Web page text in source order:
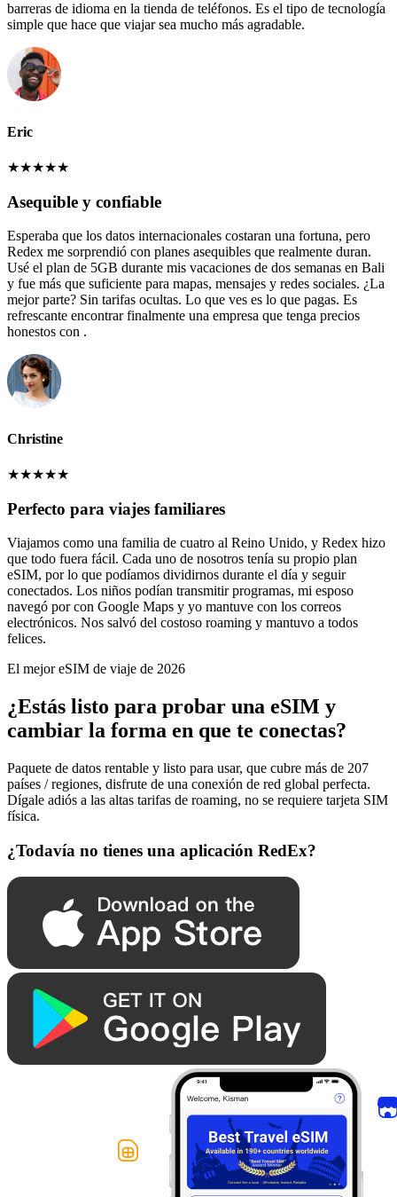
barreras de idioma en la tienda de teléfonos. Es el tipo de tecnología
simple que hace que viajar sea mucho más agradable.
Eric
★★★★★
Asequible y confiable
Esperaba que los datos internacionales costaran una fortuna, pero
Redex me sorprendió con planes asequibles que realmente duran.
Usé el plan de 5GB durante mis vacaciones de dos semanas en Bali
y fue más que suficiente para mapas, mensajes y redes sociales. ¿La
mejor parte? Sin tarifas ocultas. Lo que ves es lo que pagas. Es
refrescante encontrar finalmente una empresa que tenga precios
honestos con .
Christine
★★★★★
Perfecto para viajes familiares
Viajamos como una familia de cuatro al Reino Unido, y Redex hizo
que todo fuera fácil. Cada uno de nosotros tenía su propio plan
eSIM, por lo que podíamos dividirnos durante el día y seguir
conectados. Los niños podían transmitir programas, mi esposo
navegó por con Google Maps y yo mantuve con los correos
electrónicos. Nos salvó del costoso roaming y mantuvo a todos
felices.
El mejor eSIM de viaje de 2026
¿Estás listo para probar una eSIM y
cambiar la forma en que te conectas?
Paquete de datos rentable y listo para usar, que cubre más de 207
países / regiones, disfrute de una conexión de red global perfecta.
Dígale adiós a las altas tarifas de roaming, no se requiere tarjeta SIM
física.
¿Todavía no tienes una aplicación RedEx?